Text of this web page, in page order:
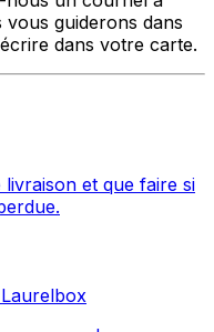
vous guiderons dans
dans votre carte.
livraison et que faire si